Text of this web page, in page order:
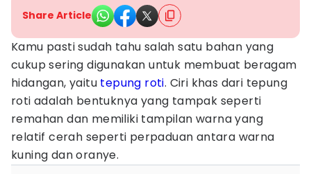
Share Article
Kamu pasti sudah tahu salah satu bahan yang
cukup sering digunakan untuk membuat beragam
hidangan, yaitu tepung roti. Ciri khas dari tepung
roti adalah bentuknya yang tampak seperti
remahan dan memiliki tampilan warna yang
relatif cerah seperti perpaduan antara warna
kuning dan oranye.